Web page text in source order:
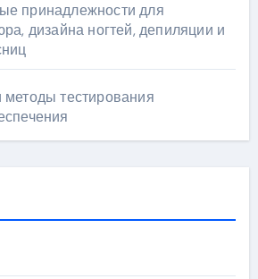
принадлежности для
дизайна ногтей, депиляции и
тестирования